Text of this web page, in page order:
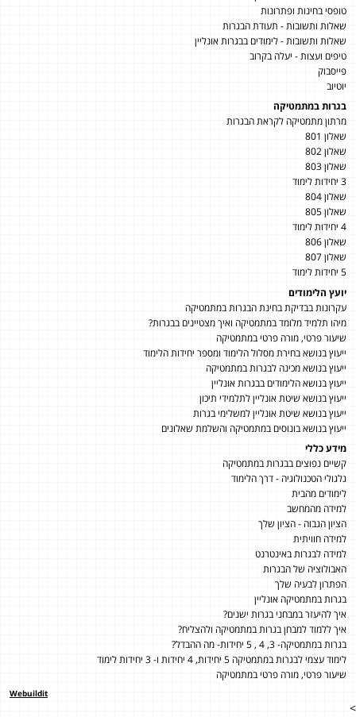
טופסי בחינות ופתרונות
שאלות ותשובות - תעודת הבגרות
שאלות ותשובות - לימודים בבגרות אונליין
טיפים ועצות - יעלה בקרוב
פייסבוק
יוטיוב
בגרות במתמטיקה
מרתון מתמטיקה לקראת הבגרות
שאלון 801
שאלון 802
שאלון 803
3 יחידות לימוד
שאלון 804
שאלון 805
4 יחידות לימוד
שאלון 806
שאלון 807
5 יחידות לימוד
יועץ הלימודים
עקרונות בבדיקת בחינת הבגרות במתמטיקה
מיהו תלמיד מלומד במתמטיקה ואיך מצטיינים בבגרות?
שיעור פרטי, מורה פרטי במתמטיקה
ייעוץ בנושא בחירת מסלול הלימוד ומספר יחידות הלימוד
ייעוץ בנושא מכינה לבגרות במתמטיקה
ייעוץ בנושא הלימודים בבגרות אונליין
ייעוץ בנושא שיטת אונליין לתלמידי תיכון
ייעוץ בנושא שיטת אונליין למשלימי בגרות
ייעוץ בנושא בונוסים במתמטיקה והשלמת שאלונים
מידע כללי
קשיים נפוצים בבגרות במתמטיקה
גלגולי הטכנולוגיה - דרך הלימוד
לימודים מהבית
למידה מהמחשב
הציון הגבוה - הציון שלך
למידה חוויתית
למידה לבגרות באינטרנט
האבולוציה של הבגרות
הפתרון לבעיה שלך
בגרות במתמטיקה אונליין
איך להיעזר במבחני בגרות ישנים?
איך ללמוד למבחן בגרות במתמטיקה ולהצליח?
בגרות במתמטיקה- 3, 4 , 5 יחידות- מה ההבדל?
לימוד עצמי לבגרות במתמטיקה 5 יחידות, 4 יחידות ו- 3 יחידות לימוד
שיעור פרטי, מורה פרטי במתמטיקה
Webuildit
>